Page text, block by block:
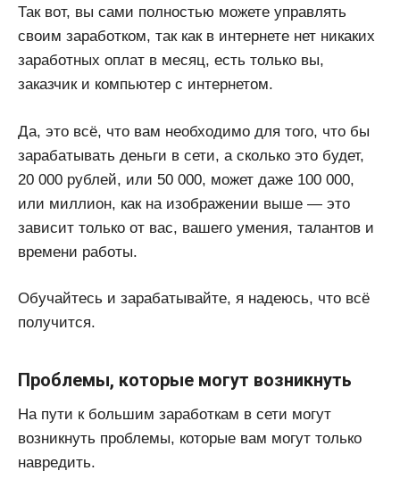
Так вот, вы сами полностью можете управлять
своим заработком, так как в интернете нет никаких
заработных оплат в месяц, есть только вы,
заказчик и компьютер с интернетом.
Да, это всё, что вам необходимо для того, что бы
зарабатывать деньги в сети, а сколько это будет,
20 000 рублей, или 50 000, может даже 100 000,
или миллион, как на изображении выше — это
зависит только от вас, вашего умения, талантов и
времени работы.
Обучайтесь и зарабатывайте, я надеюсь, что всё
получится.
Проблемы, которые могут возникнуть
На пути к большим заработкам в сети могут
возникнуть проблемы, которые вам могут только
навредить.